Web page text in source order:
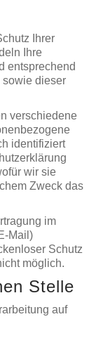
Ihrer
Ihre
entsprechend
sowie dieser
verschiedene
identifiziert
wir sie
Zweck das
im
Mail)
Schutz
möglich.
Stelle
auf